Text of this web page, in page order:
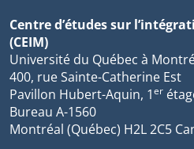
Centre d’études sur
(CEIM)
Université du Québec à
400, rue Sainte-Catherine Est
Pavillon Hubert-Aquin, 1er
Bureau A-1560
Montréal (Québec) H2L 2C5